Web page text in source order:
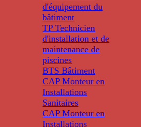
d'équipement du
bâtiment
TP Technicien
d'installation et de
maintenance de
piscines
BTS Bâtiment
CAP Monteur en
Installations
Sanitaires
CAP Monteur en
Installations